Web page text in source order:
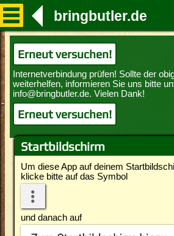
Startbildschirm
Um diese App auf deinem
klicke bitte auf das Symbol
und danach auf
bringbutler.de
Erneut versuchen!
Erneut versuchen!